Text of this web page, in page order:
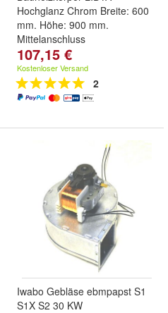
Hochglanz Chrom Breite: 600
mm. Höhe: 900 mm.
Mittelanschluss
107,15 €
Kostenloser Versand
2
Iwabo Gebläse ebmpapst S1
S1X S2 30 KW